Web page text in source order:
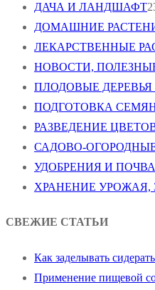
ДАЧА И ЛАНДШАФТ
ДОМАШНИЕ
ЛЕКАРСТВЕННЫЕ
НОВОСТИ,
ПЛОДОВЫЕ
ПОДГОТОВКА
РАЗВЕДЕНИЕ
САДОВО-
УДОБРЕНИЯ И ПОЧВА
ХРАНЕНИЕ УРОЖАЯ,
СВЕЖИЕ СТАТЬИ
Как заделывать
Применение пищевой